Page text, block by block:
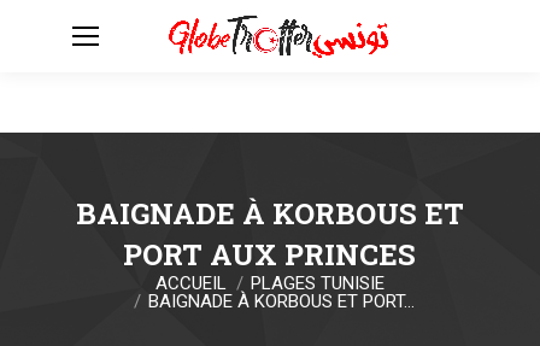
BAIGNADE À KORBOUS ET
PORT AUX PRINCES
Vous êtes ici :ACCUEIL
PLAGES TUNISIE
BAIGNADE À KORBOUS ET PORT…